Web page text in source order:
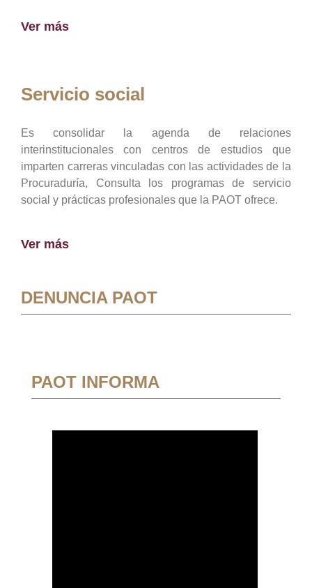
Ver más
Servicio social
Es consolidar la agenda de relaciones
interinstitucionales con centros de estudios que
imparten carreras vinculadas con las actividades de la
Procuraduría, Consulta los programas de servicio
social y prácticas profesionales que la PAOT ofrece.
Ver más
DENUNCIA PAOT
PAOT INFORMA